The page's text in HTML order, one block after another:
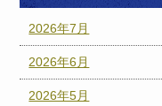
2026年7月
2026年6月
2026年5月